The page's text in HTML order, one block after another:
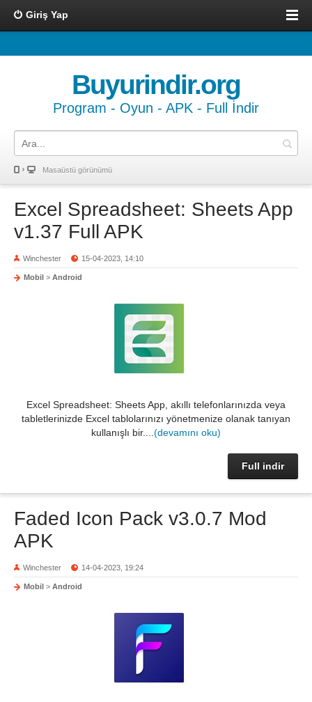
Giriş Yap
Buyurindir.org
Program - Oyun - APK - Full İndir
Masaüstü görünümü
Excel Spreadsheet: Sheets App
v1.37 Full APK
Winchester 15-04-2023, 14:10
Mobil > Android
Excel Spreadsheet: Sheets App, akıllı telefonlarınızda veya
tabletlerinizde Excel tablolarınızı yönetmenize olanak tanıyan
kullanışlı bir.... (devamını oku)
Full indir
Faded Icon Pack v3.0.7 Mod
APK
Winchester 14-04-2023, 19:24
Mobil > Android